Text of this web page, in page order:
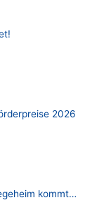
2026
kommt…